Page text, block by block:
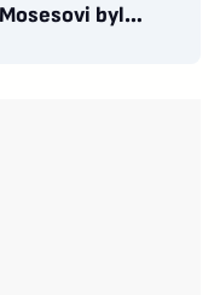
byl